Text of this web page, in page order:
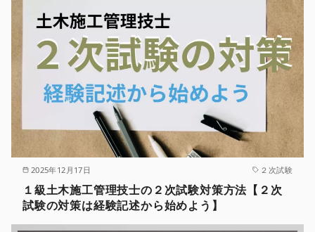
2025年12月17日 ２次試験
１級土木施工管理技士の２次試験対策方法【２次
試験の対策は経験記述から始めよう】